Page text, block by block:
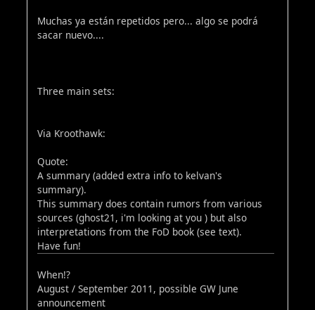
Muchas ya están repetidos pero... algo se podrá
sacar nuevo....
Three main sets:
Via Kroothawk:
Quote:
A summary (added extra info to kelvan's
summary).
This summary does contain rumors from various
sources (ghost21, i'm looking at you ) but also
interpretations from the FoD book (see text).
Have fun!
When!?
August / September 2011, possible GW June
announcement